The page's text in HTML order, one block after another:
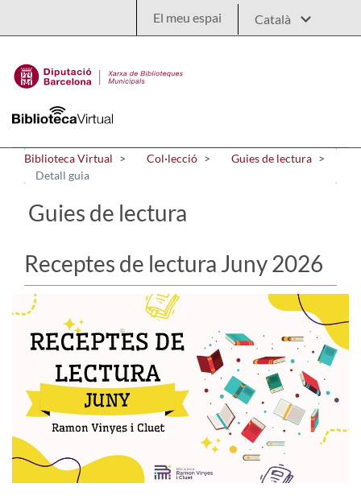
El meu espai
Biblioteca Virtual Col·lecció
Guies de lectura
Detall guia
Guies de lectura
Receptes de lectura Juny 2026